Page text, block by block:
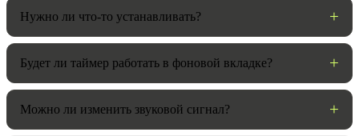
Нужно ли что-то устанавливать?
Будет ли таймер работать в фоновой вкладке?
Можно ли изменить звуковой сигнал?